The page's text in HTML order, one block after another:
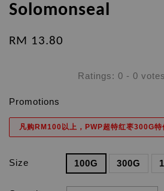
Solomonseal
RM 13.80
Ratings: 0 - 0 votes
Promotions
凡购RM100以上，PWP超特红枣300G
Size 100G 300G